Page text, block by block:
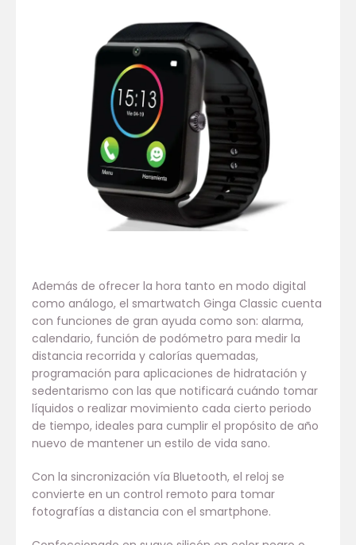
Además de ofrecer la hora tanto en modo digital
como análogo, el smartwatch Ginga Classic cuenta
con funciones de gran ayuda como son: alarma,
calendario, función de podómetro para medir la
distancia recorrida y calorías quemadas,
programación para aplicaciones de hidratación y
sedentarismo con las que notificará cuándo tomar
líquidos o realizar movimiento cada cierto periodo
de tiempo, ideales para cumplir el propósito de año
nuevo de mantener un estilo de vida sano.
Con la sincronización vía Bluetooth, el reloj se
convierte en un control remoto para tomar
fotografías a distancia con el smartphone.